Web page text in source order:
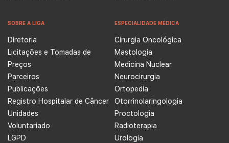
SOBRE A LIGA
Diretoria
Licitações e Tomadas de
Preços
Parceiros
Publicações
Registro Hospitalar de Câncer
Unidades
Voluntariado
LGPD
ESPECIALIDADE MÉDICA
Cirurgia Oncológica
Mastologia
Medicina Nuclear
Neurocirurgia
Ortopedia
Otorrinolaringologia
Proctologia
Radioterapia
Urologia